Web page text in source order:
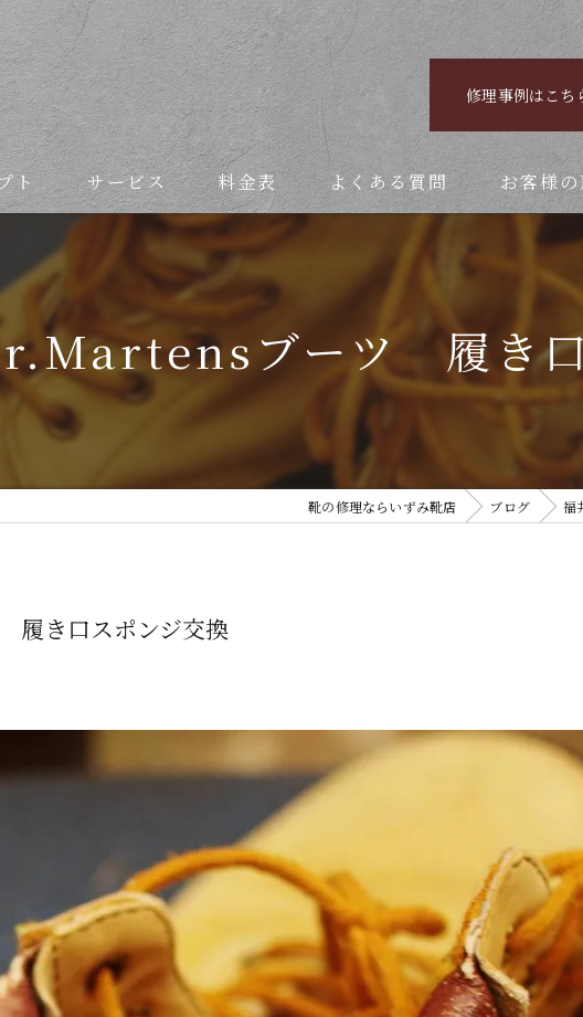
修理事例はこち
ト サービス 料金表 よくある質問 お客様の
ブーツ 履き口
靴の修理ならいずみ靴店 ブログ 福
き口スポンジ交換